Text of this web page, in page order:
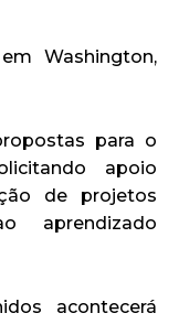
Washington,
para o
apoio
de projetos
aprendizado
acontecerá